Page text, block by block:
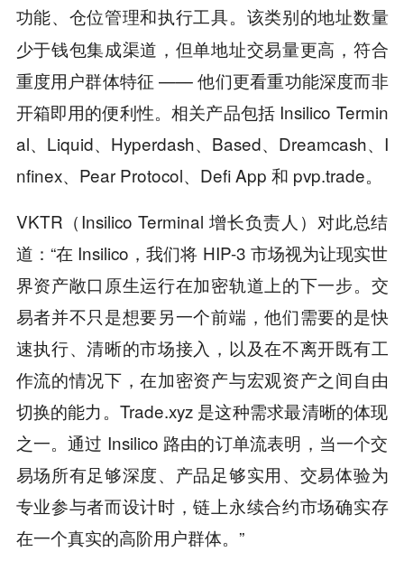
功能、仓位管理和执行工具。 该类别的地址数量
少于钱包集成渠道，但单地址交易量更高，符合
重度用户群体特征 —— 他们更看重功能深度而非
开箱即用的便利性。相关产品包括 Insilico Termin
al、Liquid、Hyperdash、Based、Dreamcash、I
nfinex、Pear Protocol、Defi App 和 pvp.trade。
VKTR（Insilico Terminal 增长负责人）对此总结
道：“在 Insilico，我们将 HIP-3 市场视为让现实世
界资产敞口原生运行在加密轨道上的下一步。交
易者并不只是想要另一个前端，他们需要的是快
速执行、清晰的市场接入，以及在不离开既有工
作流的情况下，在加密资产与宏观资产之间自由
切换的能力。Trade.xyz 是这种需求最清晰的体现
之一。通过 Insilico 路由的订单流表明，当一个交
易场所有足够深度、产品足够实用、交易体验为
专业参与者而设计时，链上永续合约市场确实存
在一个真实的高阶用户群体。”